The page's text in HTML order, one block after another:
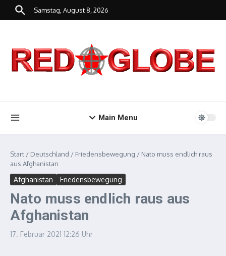
Zum Inhalt springen
Samstag, August 8, 2026
Main Menu
Start / Deutschland / Friedensbewegung / Nato muss endlich raus
aus Afghanistan
Afghanistan Friedensbewegung
Nato muss endlich raus aus
Afghanistan
17. Februar 2021 12:26 Uhr